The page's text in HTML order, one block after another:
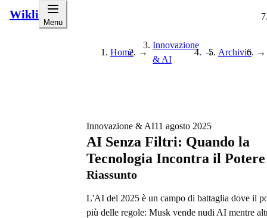
Wikli
Menu
Home →
Innovazione
& AI
→ Archivio →
Innovazione & AI11 agosto 2025
AI Senza Filtri: Quando la
Tecnologia Incontra il Potere
Riassunto
L'AI del 2025 è un campo di battaglia dove il
più delle regole: Musk vende nudi AI mentre